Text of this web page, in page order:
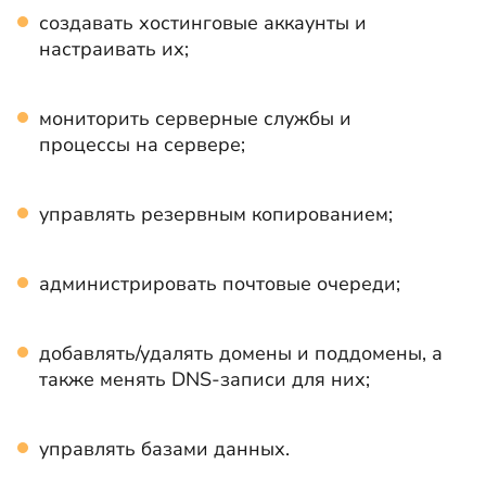
создавать хостинговые аккаунты и
настраивать их;
мониторить серверные службы и
процессы на сервере;
управлять резервным копированием;
администрировать почтовые очереди;
добавлять/удалять домены и поддомены, а
также менять DNS-записи для них;
управлять базами данных.